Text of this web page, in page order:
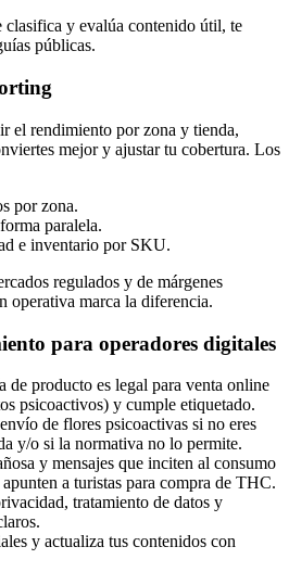
clasifica y evalúa contenido útil, te
públicas.
el rendimiento por zona y tienda,
mejor y ajustar tu cobertura. Los
por zona.
paralela.
e inventario por SKU.
regulados y de márgenes
operativa marca la diferencia.
para operadores digitales
de producto es legal para venta online
psicoactivos) y cumple etiquetado.
de flores psicoactivas si no eres
y/o si la normativa no lo permite.
y mensajes que inciten al consumo
a turistas para compra de THC.
tratamiento de datos y
y actualiza tus contenidos con